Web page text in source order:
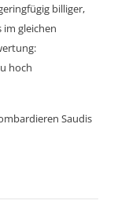
billiger,
im gleichen
hoch
Saudis